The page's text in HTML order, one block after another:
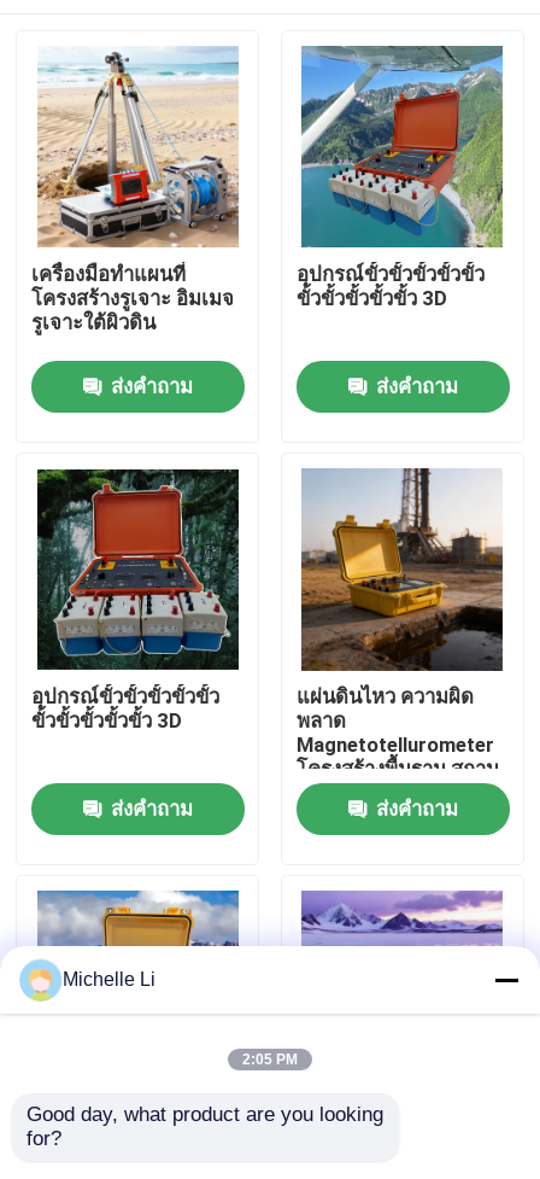
บ้าน
ผลิตภัณฑ์
เกี่ยวกับเรา
ทัวร์โรงงาน
ควบคุมคุณภาพ
ขออ้าง
เครื่องมือสำรวจธรณีฟิสิกส์
เครื่องมือทำแผนที่
โครงสร้างรูเจาะ อิมเมจ
รูเจาะใต้ผิวดิน
ส่งคำถาม
อุปกรณ์ขั้วขั้วขั้วขั้วขั้ว
ขั้วขั้วขั้วขั้วขั้ว 3D
ส่งคำถาม
อุปกรณ์ขั้วขั้วขั้วขั้วขั้ว
ขั้วขั้วขั้วขั้วขั้ว 3D
ส่งคำถาม
แผ่นดินไหว ความผิด
พลาด
Magnetotellurometer
โครงสร้างพื้นฐาน สถาน
ที่
Magnetotellurometer
ส่งคำถาม
Grout Seal Integrity
Viewer Packer การตั้ง
เครื่องวัดค่าการนำไฟฟ้า
Michelle Li
2:05 PM
Good day, what product are you looking
for?